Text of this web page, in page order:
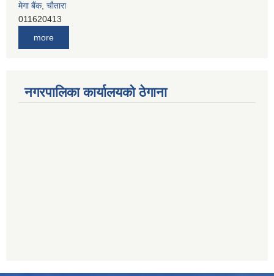
जनता बैंक, चाैतारा
011620406
देव विकास बैंक, बाह्रविसे
011401005
सिभिल बैंक, मेलम्ची
011401055
more
नगरपालिका कार्यालयको ठेगाना